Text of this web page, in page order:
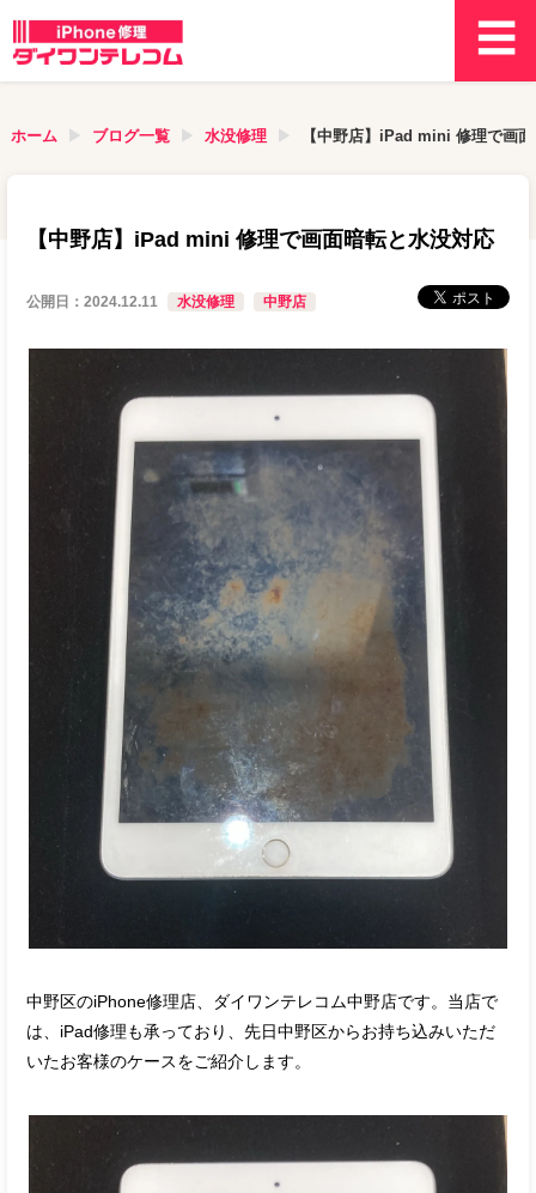
ホーム ブログ一覧 水没修理 【中野店】iPad mini 修理で画
【中野店】iPad mini 修理で画面暗転と水没対応
公開日：2024.12.11 水没修理 中野店
中野区のiPhone修理店、ダイワンテレコム中野店です。当店で
は、iPad修理も承っており、先日中野区からお持ち込みいただ
いたお客様のケースをご紹介します。